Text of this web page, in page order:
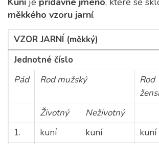
měkkého vzoru jarní.
VZOR JARNÍ (měkký)
Jednotné číslo
Pád
Rod mužský
Rod
Životný
Neživotný
1.
kuní kuní kuní